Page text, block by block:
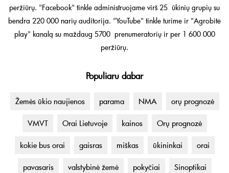
peržiūrų. "Facebook" tinkle administruojame virš 25 ūkinių grupių su
bendra 220 000 narių auditorija. "YouTube" tinkle turime ir "Agrobitė
play" kanalą su maždaug 5700 prenumeratorių ir per 1 600 000
peržiūrų.
Populiaru dabar
Žemės ūkio naujienos parama NMA orų prognozė
VMVT Orai Lietuvoje kainos Orų prognozė
kokie bus orai gaisras miškas ūkininkai orai
pavasaris valstybinė žemė pokyčiai Sinoptikai